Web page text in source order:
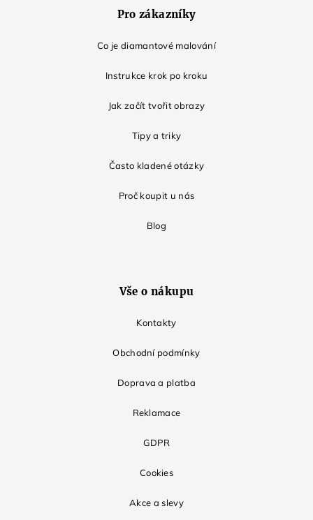
Pro zákazníky
Co je diamantové malování
Instrukce krok po kroku
Jak začít tvořit obrazy
Tipy a triky
Často kladené otázky
Proč koupit u nás
Blog
Vše o nákupu
Kontakty
Obchodní podmínky
Doprava a platba
Reklamace
GDPR
Cookies
Akce a slevy